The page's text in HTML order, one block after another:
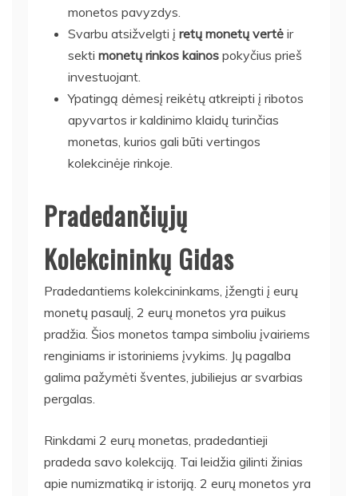
monetos pavyzdys.
Svarbu atsižvelgti į retų monetų vertė ir
sekti monetų rinkos kainos pokyčius prieš
investuojant.
Ypatingą dėmesį reikėtų atkreipti į ribotos
apyvartos ir kaldinimo klaidų turinčias
monetas, kurios gali būti vertingos
kolekcinėje rinkoje.
Pradedančiųjų
Kolekcininkų Gidas
Pradedantiems kolekcininkams, įžengti į eurų
monetų pasaulį, 2 eurų monetos yra puikus
pradžia. Šios monetos tampa simboliu įvairiems
renginiams ir istoriniems įvykims. Jų pagalba
galima pažymėti šventes, jubiliejus ar svarbias
pergalas.
Rinkdami 2 eurų monetas, pradedantieji
pradeda savo kolekciją. Tai leidžia gilinti žinias
apie numizmatiką ir istoriją. 2 eurų monetos yra